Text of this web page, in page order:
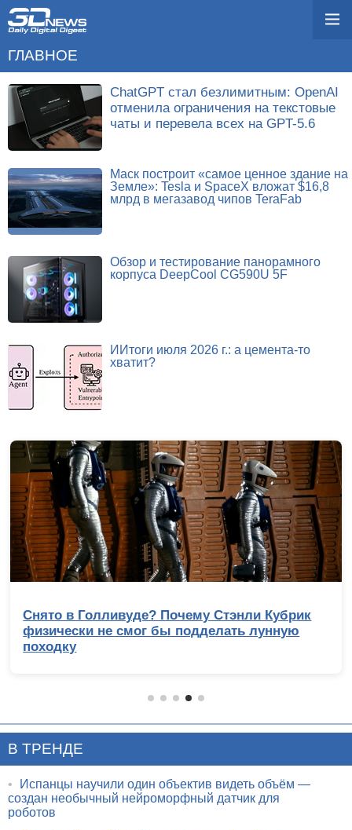
ГЛАВНОЕ
ChatGPT стал безлимитным: OpenAI
отменила ограничения на текстовые
чаты и перевела всех на GPT-5.6
Маск построит «самое ценное здание на
Земле»: Tesla и SpaceX вложат $16,8
млрд в мегазавод чипов TeraFab
Обзор и тестирование панорамного
корпуса DeepCool CG590U 5F
ИИтоги июля 2026 г.: а цемента-то
хватит?
Снято в Голливуде? Почему Стэнли Кубрик
физически не смог бы подделать лунную
походку
В ТРЕНДЕ
•
Испанцы научили один объектив видеть объём —
создан необычный нейроморфный датчик для
роботов